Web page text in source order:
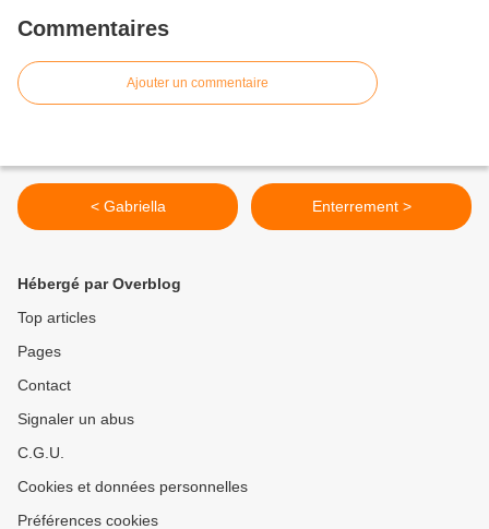
Commentaires
Ajouter un commentaire
< Gabriella Enterrement >
Hébergé par Overblog
Top articles
Pages
Contact
Signaler un abus
C.G.U.
Cookies et données personnelles
Préférences cookies